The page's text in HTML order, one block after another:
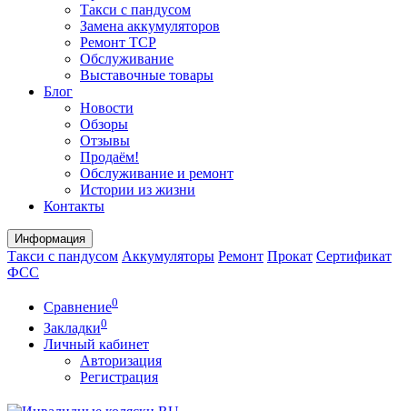
Такси с пандусом
Замена аккумуляторов
Ремонт ТСР
Обслуживание
Выставочные товары
Блог
Новости
Обзоры
Отзывы
Продаём!
Обслуживание и ремонт
Истории из жизни
Контакты
Информация
Такси с пандусом Аккумуляторы Ремонт Прокат Сертификат
ФСС
Сравнение0
Закладки0
Личный кабинет
Авторизация
Регистрация